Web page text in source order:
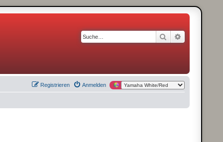
Suche
Anmelden
Registrieren